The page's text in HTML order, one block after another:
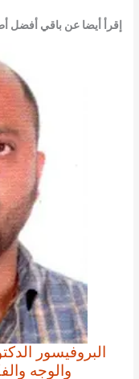
إقرأ أيضا عن باقي أفضل
البروفيسور
والوجه